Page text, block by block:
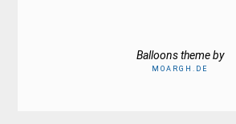
Balloons theme by
MOARGH.DE